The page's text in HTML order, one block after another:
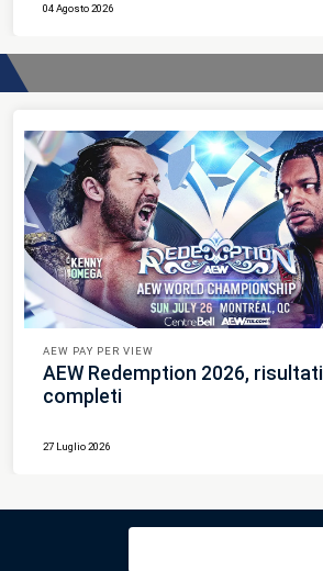
04 Agosto 2026
AEW PAY PER VIEW
AEW Redemption 2026, risultati
completi
27 Luglio 2026